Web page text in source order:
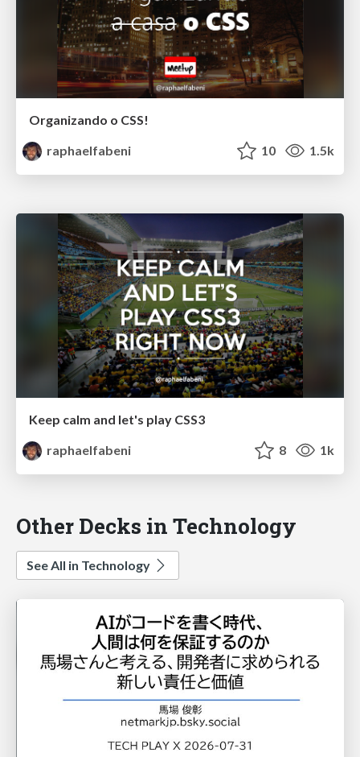
Organizando o CSS!
raphaelfabeni
10 1.5k
Keep calm and let's play CSS3
raphaelfabeni
8 1k
Other Decks in Technology
See All in Technology